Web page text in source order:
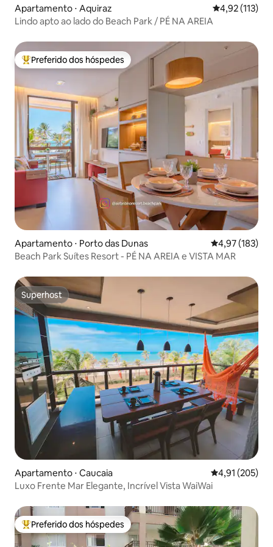
Apartamento ⋅ Aquiraz 4,92 de uma
4,92 (113)
Lindo apto ao lado do Beach Park / PÉ NA AREIA
Entre os melhores preferidos dos hóspedes
Preferido dos hóspedes
Apartamento ⋅ Porto das Dunas 4,97 de uma
4,97 (183)
Beach Park Suítes Resort - PÉ NA AREIA e VISTA MAR
Superhost
Superhost
Apartamento ⋅ Caucaia 4,91 de uma
4,91 (205)
Luxo Frente Mar Elegante, Incrível Vista WaiWai
Entre os melhores preferidos dos hóspedes
Preferido dos hóspedes